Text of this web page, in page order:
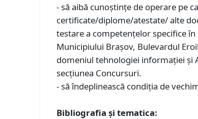
- să aibă cunoștințe de operare pe
certificate/diplome/atestate/ alte
testare a competențelor specifice
Municipiului Brașov, Bulevardul
domeniul tehnologiei informației și
secțiunea Concursuri.
- să îndeplinească condiția de
Bibliografia și tematica: